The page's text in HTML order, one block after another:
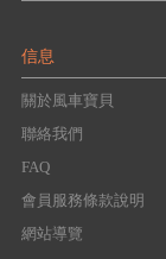
信息
關於風車寶貝
聯絡我們
FAQ
會員服務條款說明
網站導覽